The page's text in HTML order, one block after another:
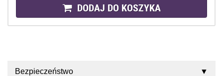
DODAJ DO KOSZYKA
Bezpieczeństwo